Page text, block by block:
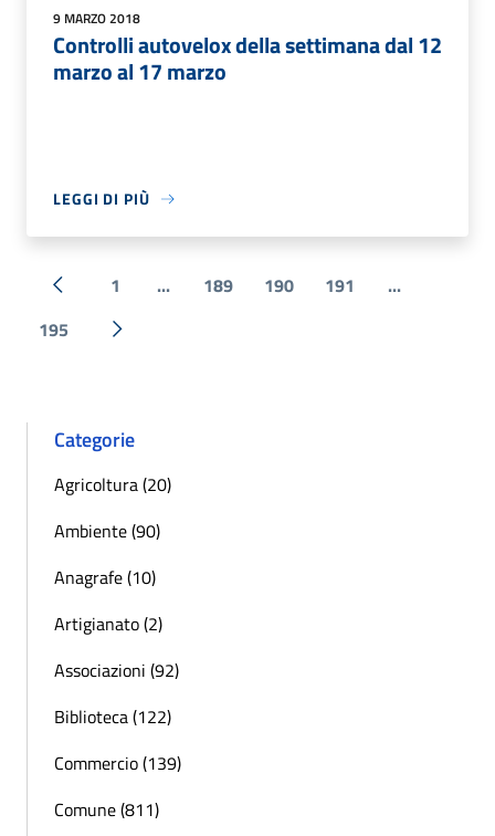
9 MARZO 2018
Controlli autovelox della settimana dal 12
marzo al 17 marzo
LEGGI DI PIÙ
« Precedente
1 ... 189 190 191
...
195
Successiva »
Categorie
Agricoltura (20)
Ambiente (90)
Anagrafe (10)
Artigianato (2)
Associazioni (92)
Biblioteca (122)
Commercio (139)
Comune (811)